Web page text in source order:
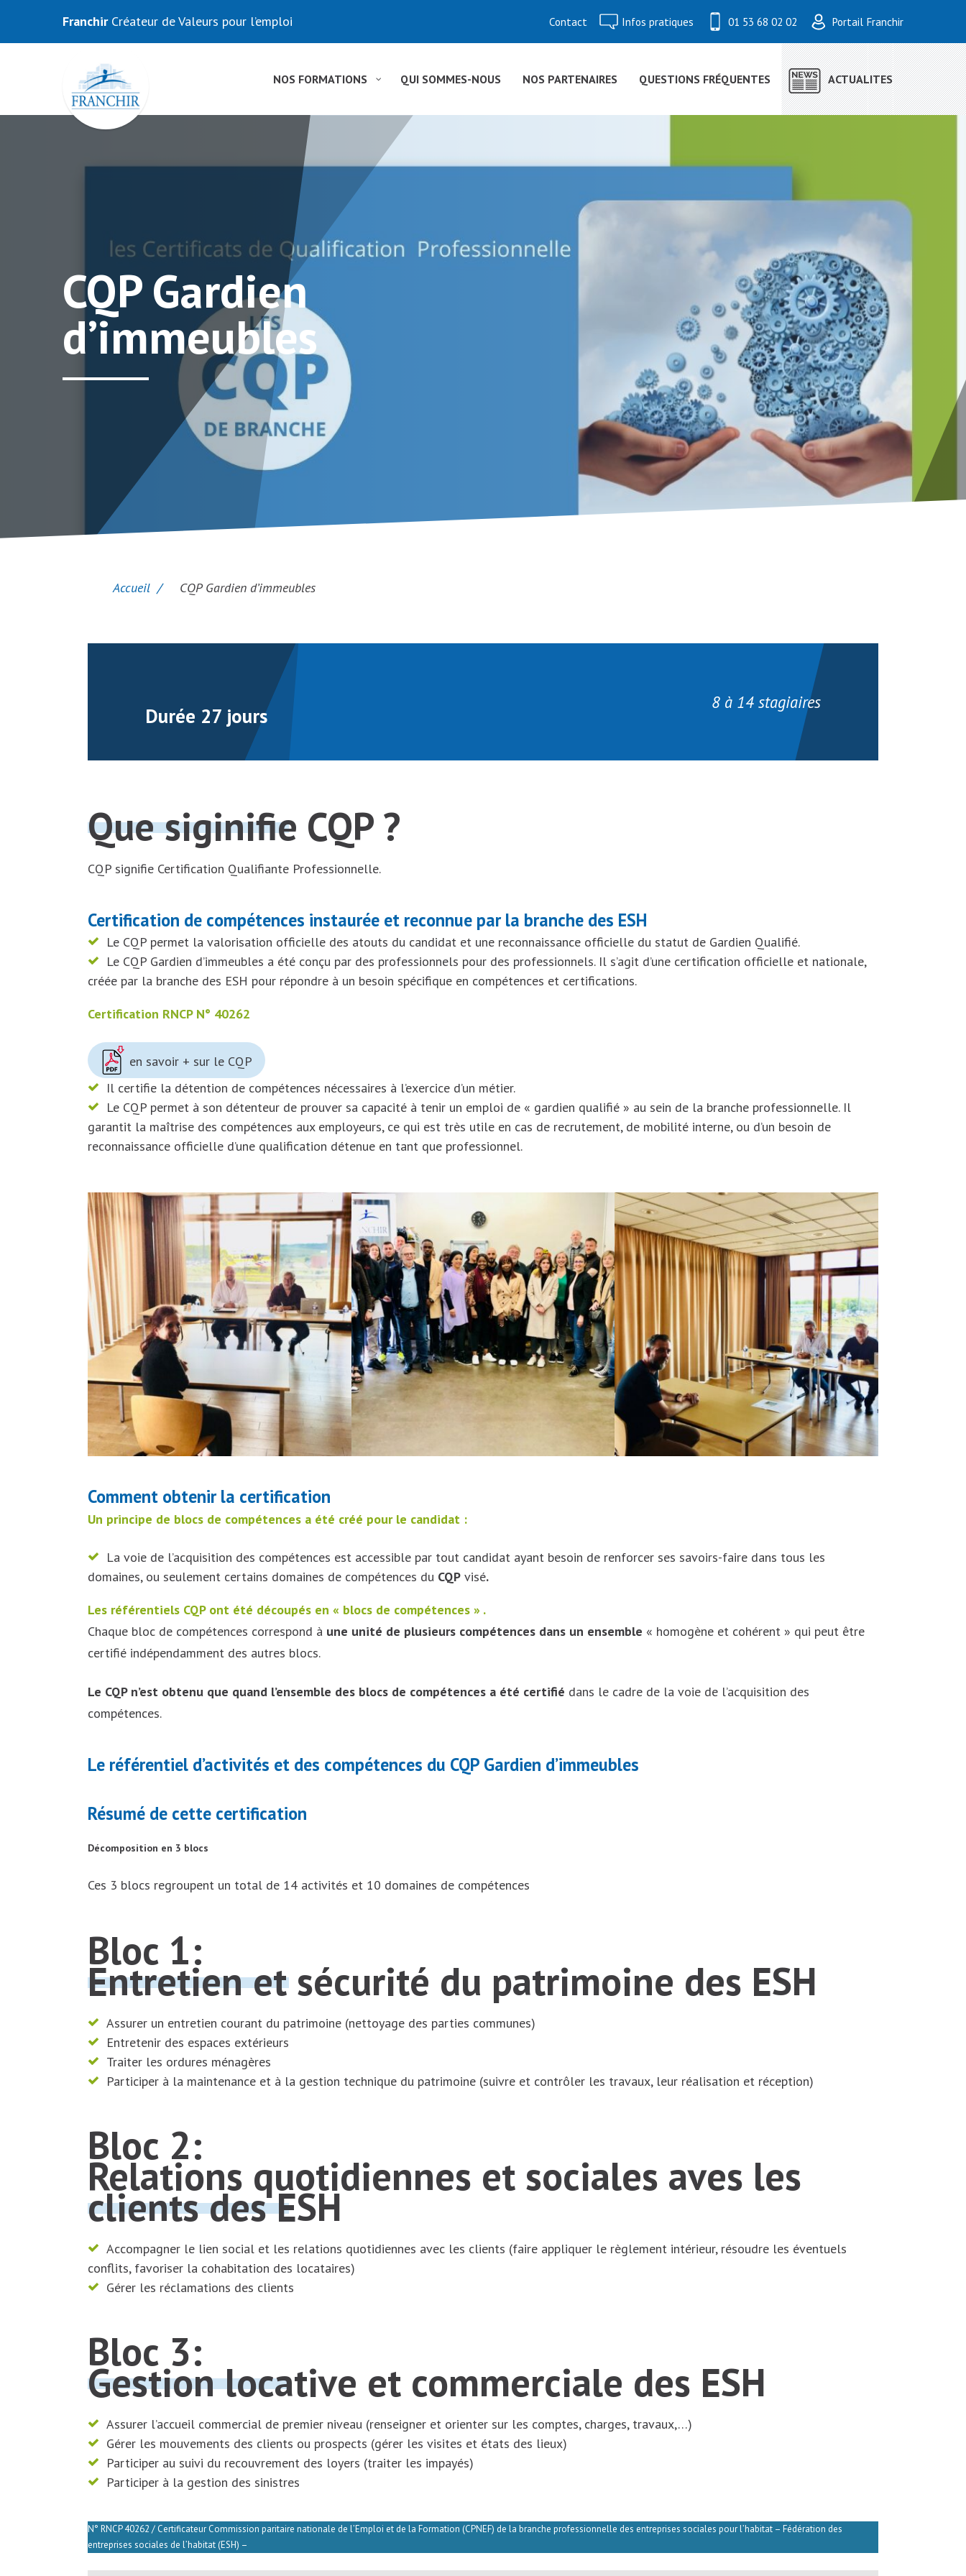
Franchir Créateur de Valeurs pour l’emploi Contact Infos pratiques 01 53 68 02 02 Portail Franchir
contenu
NOS FORMATIONS QUI SOMMES-NOUS NOS PARTENAIRES QUESTIONS FRÉQUENTES ACTUALITES
CQP Gardien
d’immeubles
Accueil CQP Gardien d’immeubles
Durée 27 jours
8 à 14 stagiaires
Que siginifie CQP ?
CQP signifie Certification Qualifiante Professionnelle.
Certification de compétences instaurée et reconnue par la branche des ESH
Le CQP permet la valorisation officielle des atouts du candidat et une reconnaissance officielle du statut de Gardien Qualifié.
Le CQP Gardien d’immeubles a été conçu par des professionnels pour des professionnels. Il s’agit d’une certification officielle et nationale,
créée par la branche des ESH pour répondre à un besoin spécifique en compétences et certifications.
Certification RNCP N° 40262
en savoir + sur le CQP
Il certifie la détention de compétences nécessaires à l’exercice d’un métier.
Le CQP permet à son détenteur de prouver sa capacité à tenir un emploi de « gardien qualifié » au sein de la branche professionnelle. Il
garantit la maîtrise des compétences aux employeurs, ce qui est très utile en cas de recrutement, de mobilité interne, ou d’un besoin de
reconnaissance officielle d’une qualification détenue en tant que professionnel.
Comment obtenir la certification
Un principe de blocs de compétences a été créé pour le candidat :
La voie de l’acquisition des compétences est accessible par tout candidat ayant besoin de renforcer ses savoirs-faire dans tous les
domaines, ou seulement certains domaines de compétences du CQP visé.
Les référentiels CQP ont été découpés en « blocs de compétences » .
Chaque bloc de compétences correspond à une unité de plusieurs compétences dans un ensemble « homogène et cohérent » qui peut être
certifié indépendamment des autres blocs.
Le CQP n’est obtenu que quand l’ensemble des blocs de compétences a été certifié dans le cadre de la voie de l’acquisition des
compétences.
Le référentiel d’activités et des compétences du CQP Gardien d’immeubles
Résumé de cette certification
Décomposition en 3 blocs
Ces 3 blocs regroupent un total de 14 activités et 10 domaines de compétences
Bloc 1:
Entretien et sécurité du patrimoine des ESH
Assurer un entretien courant du patrimoine (nettoyage des parties communes)
Entretenir des espaces extérieurs
Traiter les ordures ménagères
Participer à la maintenance et à la gestion technique du patrimoine (suivre et contrôler les travaux, leur réalisation et réception)
Bloc 2:
Relations quotidiennes et sociales aves les
clients des ESH
Accompagner le lien social et les relations quotidiennes avec les clients (faire appliquer le règlement intérieur, résoudre les éventuels
conflits, favoriser la cohabitation des locataires)
Gérer les réclamations des clients
Bloc 3:
Gestion locative et commerciale des ESH
Assurer l’accueil commercial de premier niveau (renseigner et orienter sur les comptes, charges, travaux,…)
Gérer les mouvements des clients ou prospects (gérer les visites et états des lieux)
Participer au suivi du recouvrement des loyers (traiter les impayés)
Participer à la gestion des sinistres
N° RNCP 40262 / Certificateur Commission paritaire nationale de l’Emploi et de la Formation (CPNEF) de la branche professionnelle des entreprises sociales pour l’habitat – Fédération des
entreprises sociales de l’habitat (ESH) –